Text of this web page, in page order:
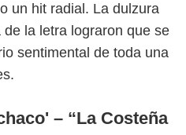
un hit radial. La dulzura
la letra lograron que se
sentimental de toda una
– “La Costeña